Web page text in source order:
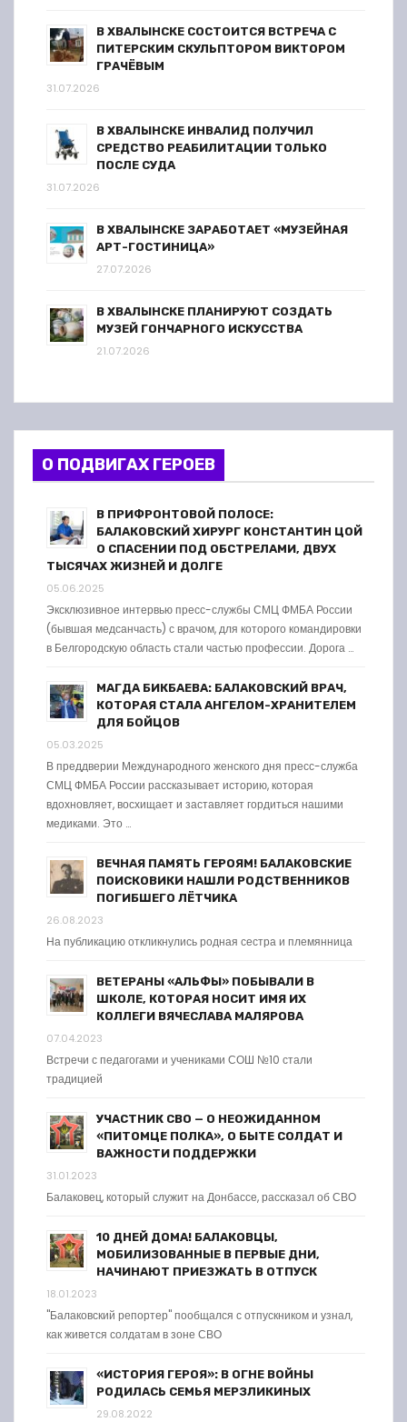
В ХВАЛЫНСКЕ СОСТОИТСЯ ВСТРЕЧА С
ПИТЕРСКИМ СКУЛЬПТОРОМ ВИКТОРОМ
ГРАЧЁВЫМ
31.07.2026
В ХВАЛЫНСКЕ ИНВАЛИД ПОЛУЧИЛ
СРЕДСТВО РЕАБИЛИТАЦИИ ТОЛЬКО
ПОСЛЕ СУДА
31.07.2026
В ХВАЛЫНСКЕ ЗАРАБОТАЕТ «МУЗЕЙНАЯ
АРТ-ГОСТИНИЦА»
27.07.2026
В ХВАЛЫНСКЕ ПЛАНИРУЮТ СОЗДАТЬ
МУЗЕЙ ГОНЧАРНОГО ИСКУССТВА
21.07.2026
О ПОДВИГАХ ГЕРОЕВ
В ПРИФРОНТОВОЙ ПОЛОСЕ:
БАЛАКОВСКИЙ ХИРУРГ КОНСТАНТИН ЦОЙ
О СПАСЕНИИ ПОД ОБСТРЕЛАМИ, ДВУХ
ТЫСЯЧАХ ЖИЗНЕЙ И ДОЛГЕ
05.06.2025
Эксклюзивное интервью пресс-службы СМЦ ФМБА России
(бывшая медсанчасть) с врачом, для которого командировки
в Белгородскую область стали частью профессии. Дорога …
МАГДА БИКБАЕВА: БАЛАКОВСКИЙ ВРАЧ,
КОТОРАЯ СТАЛА АНГЕЛОМ-ХРАНИТЕЛЕМ
ДЛЯ БОЙЦОВ
05.03.2025
В преддверии Международного женского дня пресс-служба
СМЦ ФМБА России рассказывает историю, которая
вдохновляет, восхищает и заставляет гордиться нашими
медиками. Это …
ВЕЧНАЯ ПАМЯТЬ ГЕРОЯМ! БАЛАКОВСКИЕ
ПОИСКОВИКИ НАШЛИ РОДСТВЕННИКОВ
ПОГИБШЕГО ЛЁТЧИКА
26.08.2023
На публикацию откликнулись родная сестра и племянница
ВЕТЕРАНЫ «АЛЬФЫ» ПОБЫВАЛИ В
ШКОЛЕ, КОТОРАЯ НОСИТ ИМЯ ИХ
КОЛЛЕГИ ВЯЧЕСЛАВА МАЛЯРОВА
07.04.2023
Встречи с педагогами и учениками СОШ №10 стали
традицией
УЧАСТНИК СВО — О НЕОЖИДАННОМ
«ПИТОМЦЕ ПОЛКА», О БЫТЕ СОЛДАТ И
ВАЖНОСТИ ПОДДЕРЖКИ
31.01.2023
Балаковец, который служит на Донбассе, рассказал об СВО
10 ДНЕЙ ДОМА! БАЛАКОВЦЫ,
МОБИЛИЗОВАННЫЕ В ПЕРВЫЕ ДНИ,
НАЧИНАЮТ ПРИЕЗЖАТЬ В ОТПУСК
18.01.2023
"Балаковский репортер" пообщался с отпускником и узнал,
как живется солдатам в зоне СВО
«ИСТОРИЯ ГЕРОЯ»: В ОГНЕ ВОЙНЫ
РОДИЛАСЬ СЕМЬЯ МЕРЗЛИКИНЫХ
29.08.2022